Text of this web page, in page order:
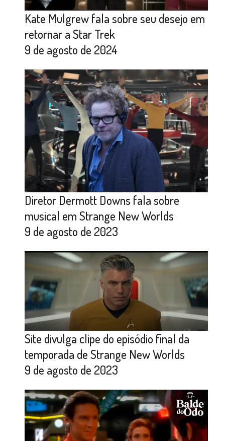
Kate Mulgrew fala sobre seu desejo em
retornar a Star Trek
9 de agosto de 2024
Diretor Dermott Downs fala sobre
musical em Strange New Worlds
9 de agosto de 2023
Site divulga clipe do episódio final da
temporada de Strange New Worlds
9 de agosto de 2023